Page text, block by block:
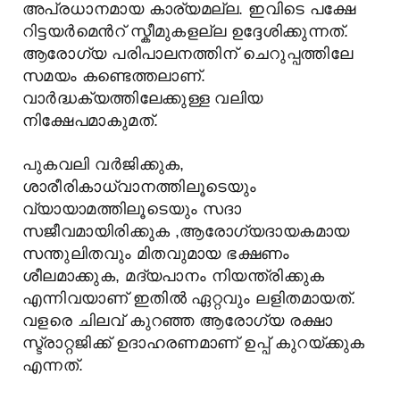
അപ്രധാനമായ കാര്യമല്ല. ഇവിടെ പക്ഷേ
റിട്ടയർമെൻറ് സ്കീമുകളല്ല ഉദ്ദേശിക്കുന്നത്.
ആരോഗ്യ പരിപാലനത്തിന് ചെറുപ്പത്തിലേ
സമയം കണ്ടെത്തലാണ്.
വാർദ്ധക്യത്തിലേക്കുള്ള വലിയ
നിക്ഷേപമാകുമത്.
പുകവലി വർജിക്കുക,
ശാരീരികാധ്വാനത്തിലൂടെയും
വ്യായാമത്തിലൂടെയും സദാ
സജീവമായിരിക്കുക ,ആരോഗ്യദായകമായ
സന്തുലിതവും മിതവുമായ ഭക്ഷണം
ശീലമാക്കുക, മദ്യപാനം നിയന്ത്രിക്കുക
എന്നിവയാണ് ഇതിൽ ഏറ്റവും ലളിതമായത്.
വളരെ ചിലവ് കുറഞ്ഞ ആരോഗ്യ രക്ഷാ
സ്ട്രാറ്റജിക്ക് ഉദാഹരണമാണ് ഉപ്പ് കുറയ്ക്കുക
എന്നത്.